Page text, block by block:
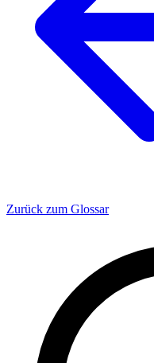
Zurück zum Glossar